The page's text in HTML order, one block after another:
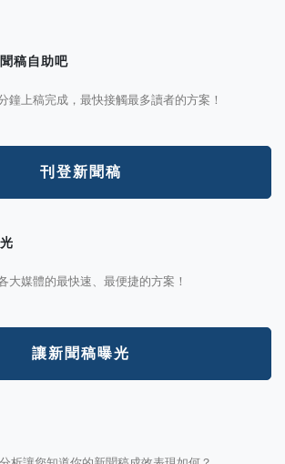
稿自助吧
鐘上稿完成，最快接觸最多讀者的方案！
刊登新聞稿
大媒體的最快速、最便捷的方案！
讓新聞稿曝光